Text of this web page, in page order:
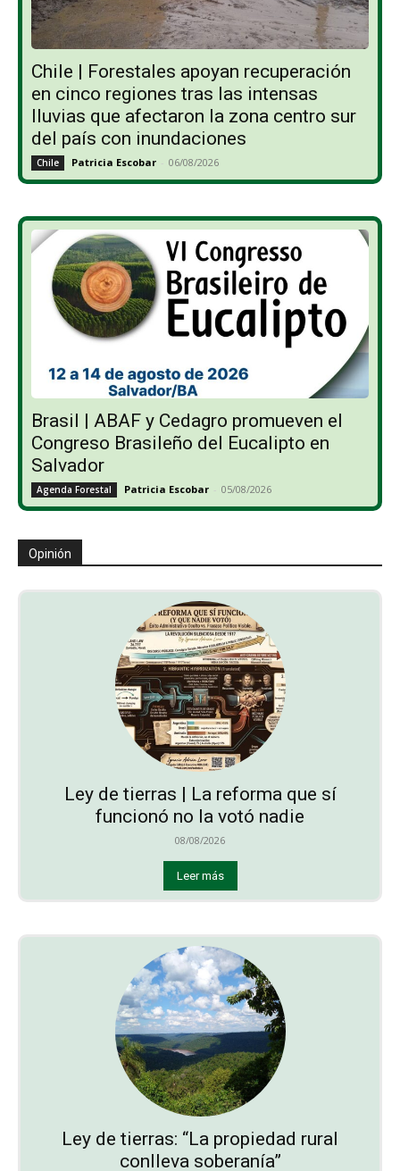
Chile | Forestales apoyan recuperación
en cinco regiones tras las intensas
lluvias que afectaron la zona centro sur
del país con inundaciones
Chile Patricia Escobar - 06/08/2026
Brasil | ABAF y Cedagro promueven el
Congreso Brasileño del Eucalipto en
Salvador
Agenda Forestal Patricia Escobar - 05/08/2026
Opinión
Ley de tierras | La reforma que sí
funcionó no la votó nadie
08/08/2026
Leer más
Ley de tierras: “La propiedad rural
conlleva soberanía”